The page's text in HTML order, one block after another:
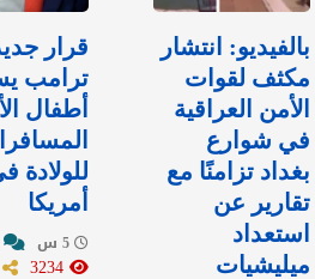
بالفيديو: انتشار
مكثف لقوات
الأمن العراقية
في شوارع
بغداد تزامنًا مع
تقارير عن
استعداد
ميليشيات
قرار
ترامب
أطفال
للولادة
أمريكا